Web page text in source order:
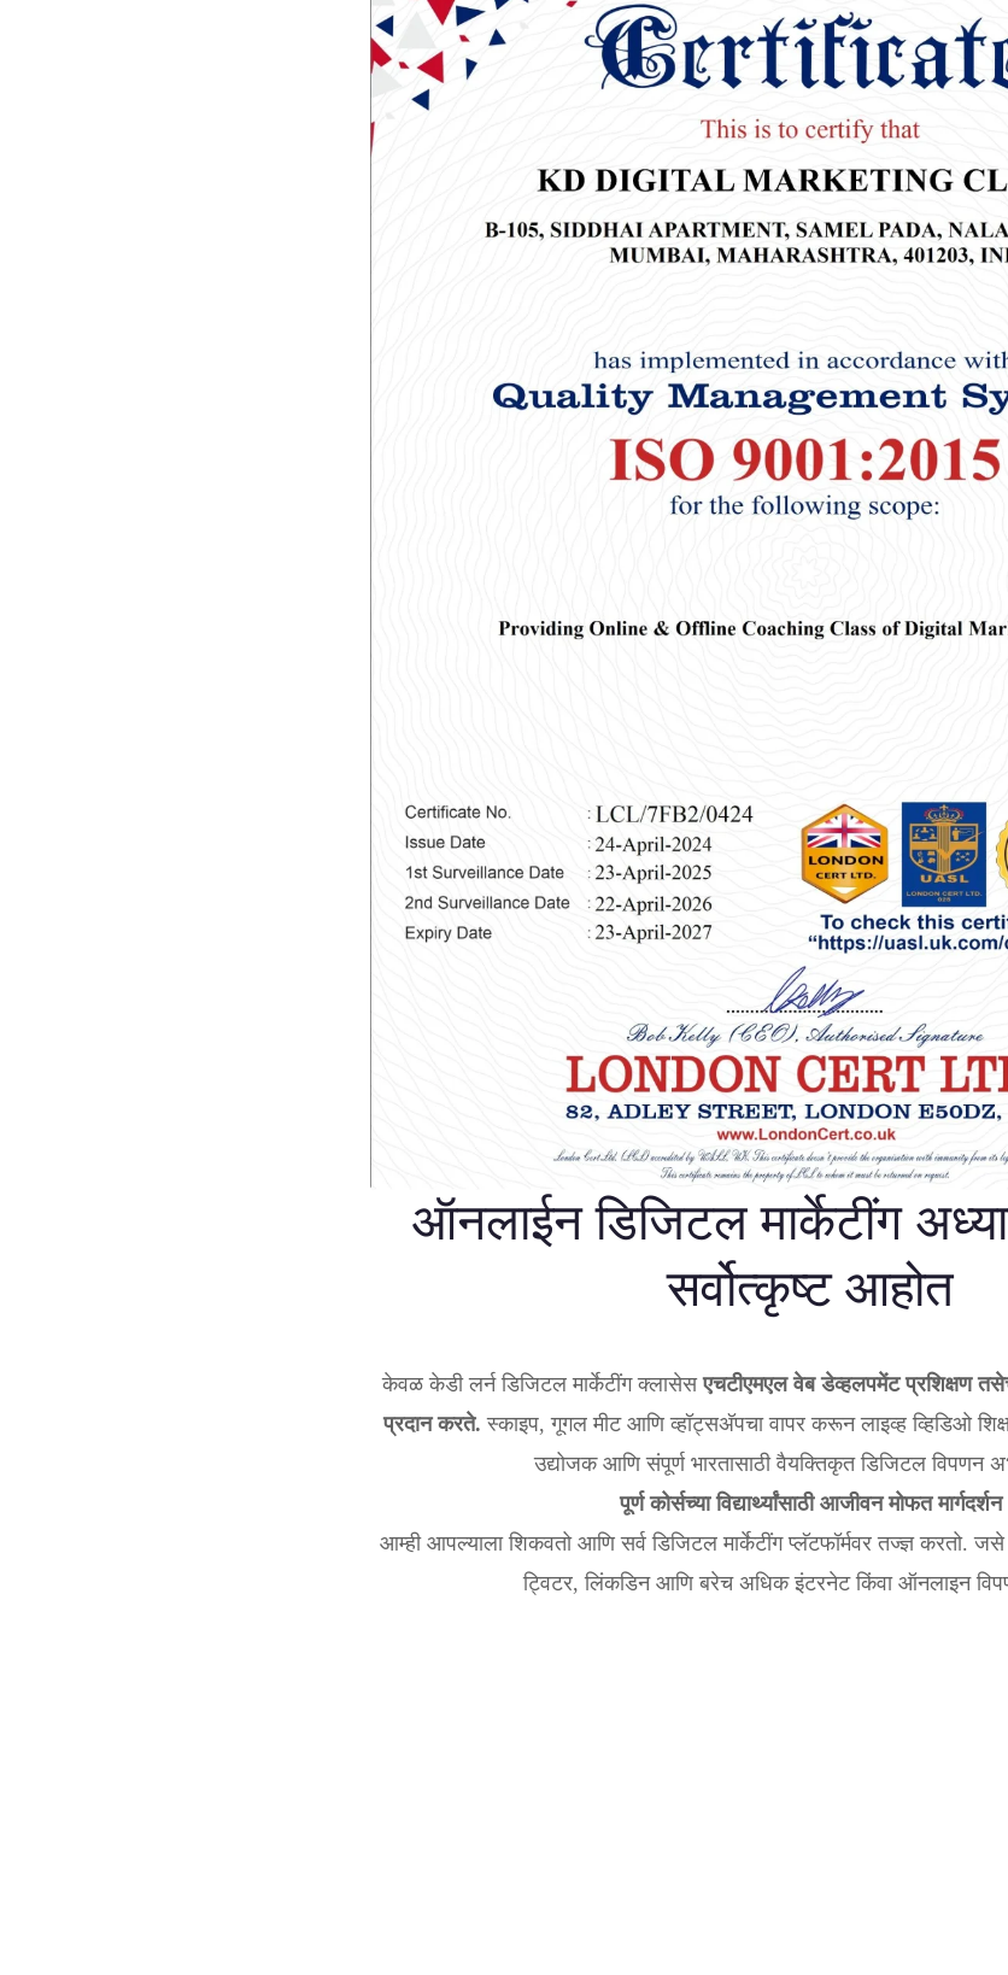
ऑनलाईन डिजिटल मार्केटींग
सर्वोत्कृष्ट आहोत
केवळ केडी लर्न डिजिटल मार्केटींग क्लासेसएचटीएमएल वेब डेव्हलपमेंट प्रशिक्षण
प्रदान करते. स्काइप, गूगल मीट आणि व्हॉट्सअ‍ॅपचा वापर करून लाइव्ह व्हिडिओ शिक्षण
उद्योजक आणि संपूर्ण भारतासाठी वैयक्तिकृत डिजिटल विपणन
पूर्ण कोर्सच्या विद्यार्थ्यांसाठी आजीवन मोफत मार्गदर्शन
आम्ही आपल्याला शिकवतो आणि सर्व डिजिटल मार्केटींग प्लॅटफॉर्मवर तज्ज्ञ करतो.
ट्विटर, लिंकडिन आणि बरेच अधिक इंटरनेट किंवा ऑनलाइन